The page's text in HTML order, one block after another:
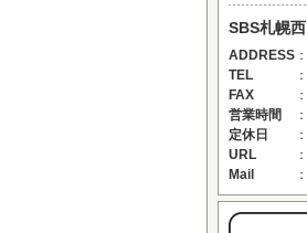
SBS札幌西
ADDRESS ：
TEL
：
FAX
：
営業時間
：
定休日
：
URL
：
Mail
：